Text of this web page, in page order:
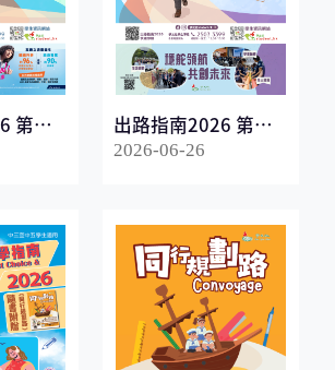
第一
出路指南2026 第二
冊
2026-06-26